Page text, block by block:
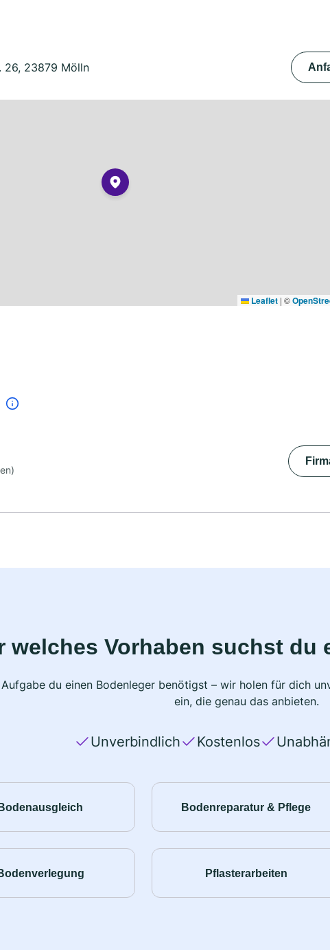
26, 23879 Mölln
Leaflet | ©
welches Vorhaben suchst du
du einen Bodenleger benötigst – wir holen für dich
ein, die genau das anbieten.
Unverbindlich Kostenlos
Bodenausgleich Bodenreparatur & Pflege
Pflasterarbeiten